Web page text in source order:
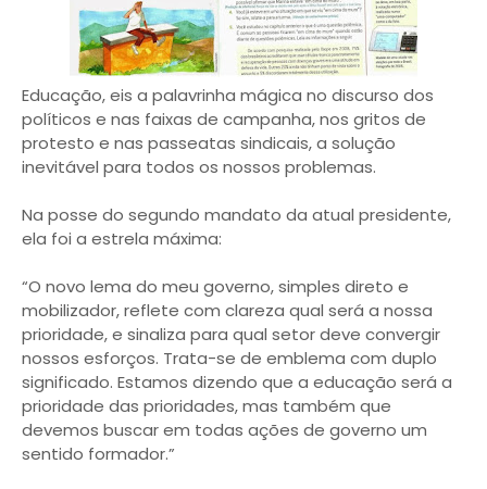
Educação, eis a palavrinha mágica no discurso dos
políticos e nas faixas de campanha, nos gritos de
protesto e nas passeatas sindicais, a solução
inevitável para todos os nossos problemas.
Na posse do segundo mandato da atual presidente,
ela foi a estrela máxima:
“O novo lema do meu governo, simples direto e
mobilizador, reflete com clareza qual será a nossa
prioridade, e sinaliza para qual setor deve convergir
nossos esforços. Trata-se de emblema com duplo
significado. Estamos dizendo que a educação será a
prioridade das prioridades, mas também que
devemos buscar em todas ações de governo um
sentido formador.”